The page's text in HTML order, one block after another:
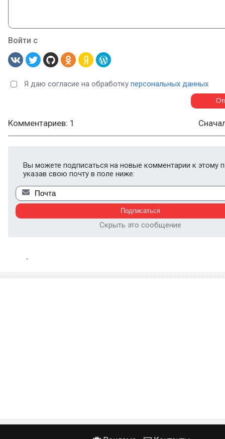
Войти с
Я даю согласие на обработку персональных данных
Комментариев: 1
Вы можете подписаться на новые комментарии к этому
указав свою почту в поле ниже:
Скрыть это сообщение